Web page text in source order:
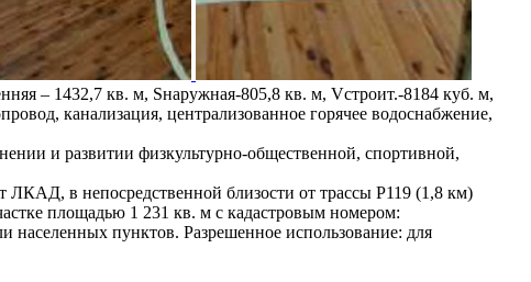
– 1432,7 кв. м, Sнаружная-805,8 кв. м, Vстроит.-8184 куб. м,
канализация, централизованное горячее водоснабжение,
и развитии физкультурно-общественной, спортивной,
ЛКАД, в непосредственной близости от трассы Р119 (1,8 км)
площадью 1 231 кв. м с кадастровым номером:
пунктов. Разрешенное использование: для